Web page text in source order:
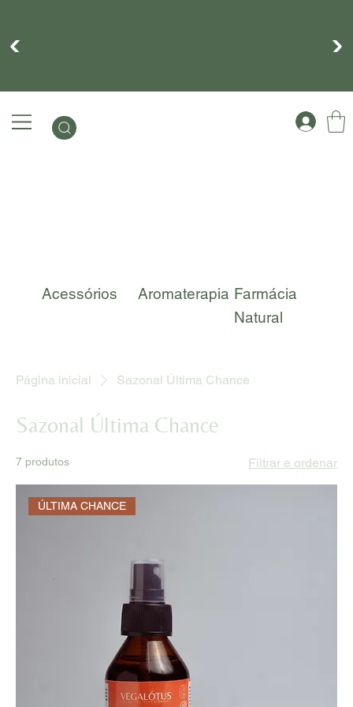
Página inicial Sazonal Última Chance
Sazonal Última Chance
7 produtos Filtrar e ordenar
ÚLTIMA CHANCE
Acessórios Aromaterapia Farmácia
Natural